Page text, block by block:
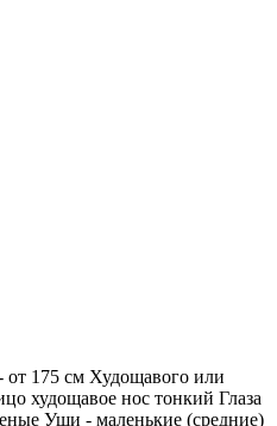
от 175 см Худощавого или
худощавое нос тонкий Глаза
Уши - маленькие (средние)